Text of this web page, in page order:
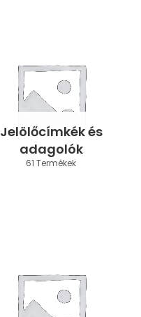
Jelölőcímkék és
adagolók
61 Termékek